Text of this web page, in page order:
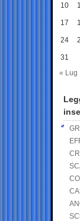
10
17
24
31
« Lug